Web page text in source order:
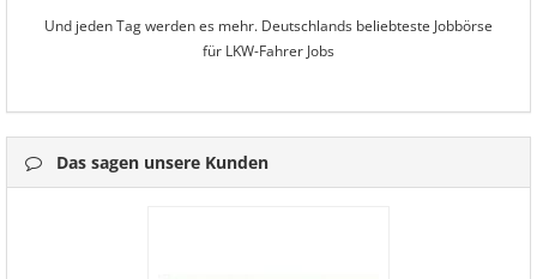
Und jeden Tag werden es mehr. Deutschlands beliebteste Jobbörse
für LKW-Fahrer Jobs
Das sagen unsere Kunden